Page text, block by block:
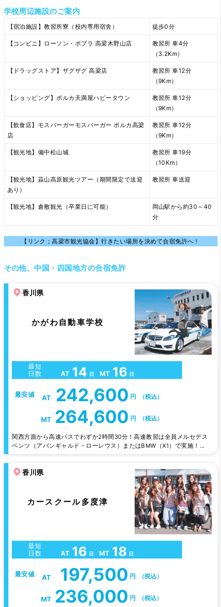
学校周辺施設のご案内
【宿泊施設】教習所寮（校内専用宿舎） 徒歩0分
【コンビニ】ローソン・ポプラ 高梁木野山店
教習所 車4分
（3.2Km）
【ドラッグストア】ザグザグ 高梁店
教習所 車12分
（9Km）
【ショッピング】ポルカ天満屋ハピータウン
教習所 車12分
（9Km）
【飲食店】モスバーガーモスバーガー ポルカ高梁
店
教習所 車12分
（9Km）
【観光地】備中松山城
教習所 車19分
（10Km）
【観光地】蒜山高原観光ツアー（期間限定で送迎
あり）
教習所 車送迎
【観光地】倉敷観光（卒業日に可能）
岡山駅から約30～40
分
【リンク；高梁市観光協会】行きたい場所を決めて合宿免許へ！
その他、中国・四国地方の合宿免許
香川県
かがわ自動車学校
最短
日数
AT 14 日 MT 16 日
最安値 AT 242,600 円 （税込）
MT 264,600 円 （税込）
関西方面から高速バスでわずか2時間30分！高速教習は全員メルセデス
ベンツ（アバンギャルド・ローレウス）またはBMW（X1）で実施！清
はありますが、半日お休みですので、粛々とご自由な時間をお過ごし下
香川県
カースクール多度津
最短
日数
AT 16 日 MT 18 日
最安値 AT 197,500 円 （税込）
MT 236,000 円 （税込）